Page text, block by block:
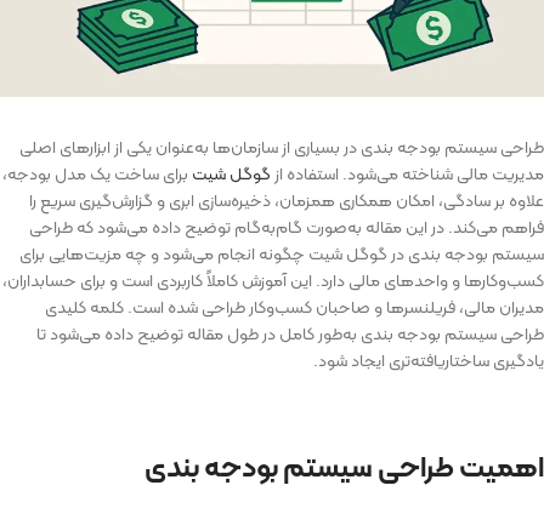
طراحی سیستم بودجه بندی در بسیاری از سازمان‌ها به‌عنوان یکی از ابزارهای اصلی
مدیریت مالی شناخته می‌شود. استفاده از گوگل شیت برای ساخت یک مدل بودجه،
علاوه بر سادگی، امکان همکاری همزمان، ذخیره‌سازی ابری و گزارش‌گیری سریع را
فراهم می‌کند. در این مقاله به‌صورت گام‌به‌گام توضیح داده می‌شود که طراحی
سیستم بودجه بندی در گوگل شیت چگونه انجام می‌شود و چه مزیت‌هایی برای
کسب‌وکارها و واحدهای مالی دارد. این آموزش کاملاً کاربردی است و برای حسابداران،
مدیران مالی، فریلنسرها و صاحبان کسب‌وکار طراحی شده است. کلمه کلیدی
طراحی سیستم بودجه بندی به‌طور کامل در طول مقاله توضیح داده می‌شود تا
یادگیری ساختاریافته‌تری ایجاد شود.
اهمیت طراحی سیستم بودجه بندی